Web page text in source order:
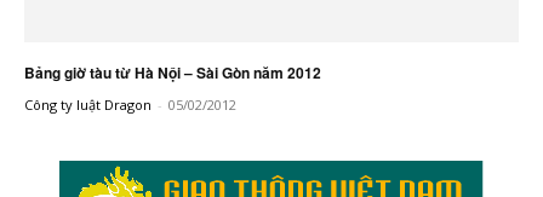
Bảng giờ tàu từ Hà Nội – Sài Gòn năm 2012
Công ty luật Dragon - 05/02/2012